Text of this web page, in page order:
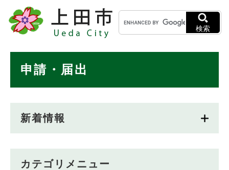
メニューを飛ばして本文へ
キ
ー
ワ
検索
申請・届出
新着情報
カテゴリメニュー